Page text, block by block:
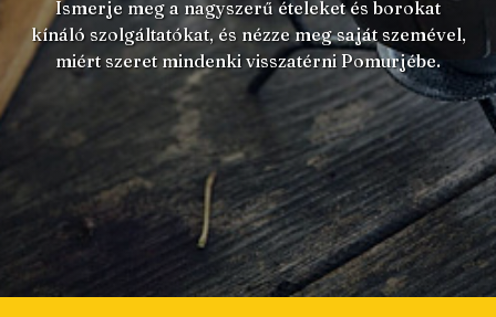
Ismerje meg a nagyszerű ételeket és borokat
kínáló szolgáltatókat, és nézze meg saját szemével,
miért szeret mindenki visszatérni Pomurjébe.